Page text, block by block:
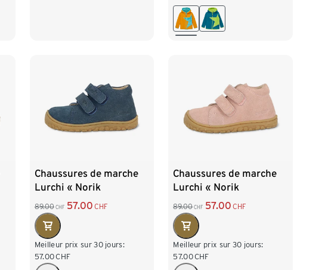
104/110
Chaussures de marche
Lurchi « Norik
Barefoot », bleu
89.00 CHF 57.00 CHF
Meilleur prix sur 30 jours:
57.00CHF
Chaussures de marche
Lurchi « Norik
Barefoot », rose
89.00 CHF 57.00 CHF
Meilleur prix sur 30 jours:
57.00CHF